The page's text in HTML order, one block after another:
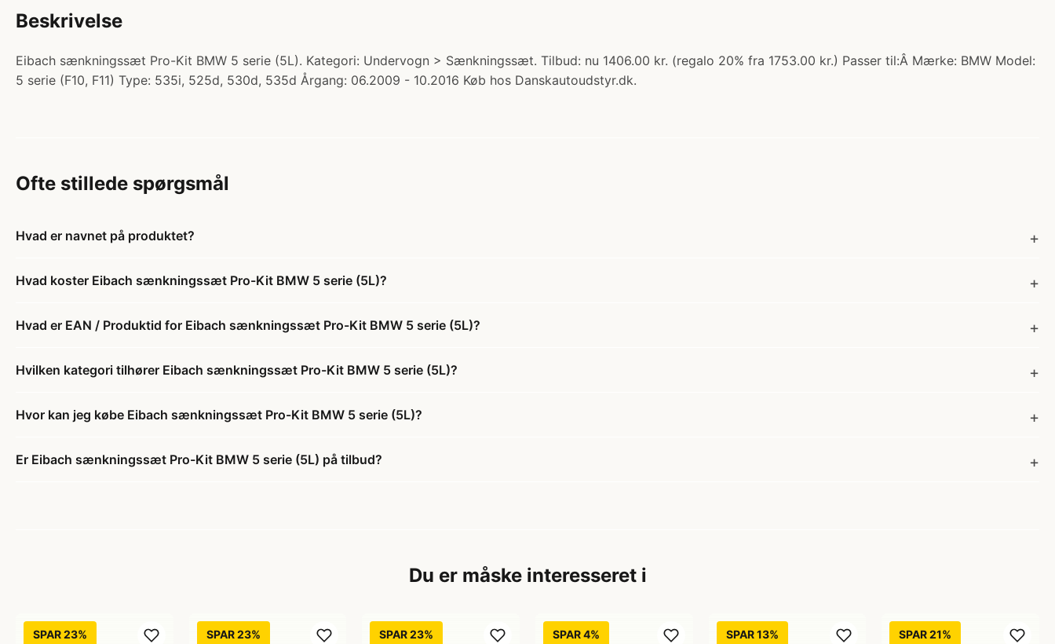
Beskrivelse
Eibach sænkningssæt Pro-Kit BMW 5 serie (5L). Kategori: Undervogn > Sænkningssæt. Tilbud: nu 1406.00 kr. (regalo 20% fra 1753.00 kr.) Passer til:Â Mærke: BMW Model:
5 serie (F10, F11) Type: 535i, 525d, 530d, 535d Årgang: 06.2009 - 10.2016 Køb hos Danskautoudstyr.dk.
Ofte stillede spørgsmål
Hvad er navnet på produktet?
Hvad koster Eibach sænkningssæt Pro-Kit BMW 5 serie (5L)?
Hvad er EAN / Produktid for Eibach sænkningssæt Pro-Kit BMW 5 serie (5L)?
Hvilken kategori tilhører Eibach sænkningssæt Pro-Kit BMW 5 serie (5L)?
Hvor kan jeg købe Eibach sænkningssæt Pro-Kit BMW 5 serie (5L)?
Er Eibach sænkningssæt Pro-Kit BMW 5 serie (5L) på tilbud?
Du er måske interesseret i
SPAR 23% SPAR 23% SPAR 23% SPAR 4% SPAR 13% SPAR 21%